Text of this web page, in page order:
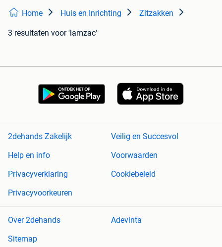
Home Huis en Inrichting Zitzakken
3 resultaten voor 'lamzac'
2dehands Zakelijk
Veilig en Succesvol
Help en info
Voorwaarden
Privacyverklaring
Cookiebeleid
Privacyvoorkeuren
Over 2dehands
Adevinta
Sitemap